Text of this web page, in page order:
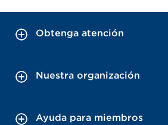
Obtenga atención
Nuestra organización
Ayuda para miembros